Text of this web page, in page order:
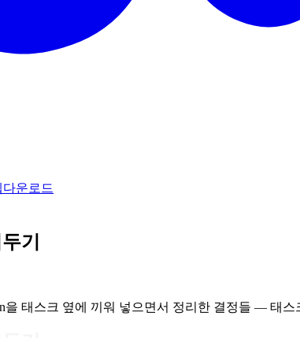
다운로드
기
을 태스크 옆에 끼워 넣으면서 정리한 결정들 — 태